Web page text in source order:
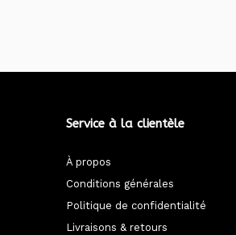
Service à la clientèle
À propos
Conditions générales
Politique de confidentialité
Livraisons & retours